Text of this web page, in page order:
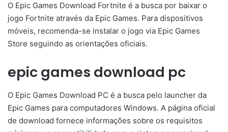
O Epic Games Download Fortnite é a busca por baixar o
jogo Fortnite através da Epic Games. Para dispositivos
móveis, recomenda-se instalar o jogo via Epic Games
Store seguindo as orientações oficiais.
epic games download pc
O Epic Games Download PC é a busca pelo launcher da
Epic Games para computadores Windows. A página oficial
de download fornece informações sobre os requisitos